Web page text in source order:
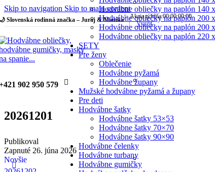
Skip to navigation Skip to main content
Slovenská rodinná značka – Juraj & Monika✨ Akcia týždňa:00:00:00:00
|
Využiť
902 950 579
Hodvábne obliečky na paplón 140
Hodvábne obliečky na paplón 200
Hodvábne obliečky na paplón 200
Hodvábne obliečky na paplón 220
SETY
Pre ženy
Oblečenie
Hodvábne pyžamá
Hodvábne župany
Mužské hodvábne pyžamá a župany
Pre deti
Hodvábne šatky
Hodvábne šatky 53×53
Hodvábne šatky 70×70
Hodvábne šatky 90×90
Hodvábne čelenky
Hodvábne turbany
Hodvábne gumičky
20261201
Publikoval
Zapnuté 26. júna 2026
Novšie